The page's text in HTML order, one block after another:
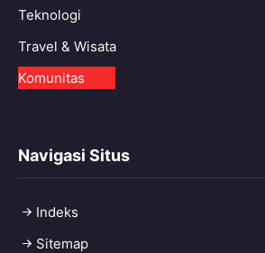
Teknologi
Travel & Wisata
Komunitas
Navigasi Situs
Indeks
Sitemap